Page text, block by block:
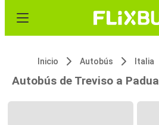
Inicio Autobús Italia
Autobús de Treviso a Padua